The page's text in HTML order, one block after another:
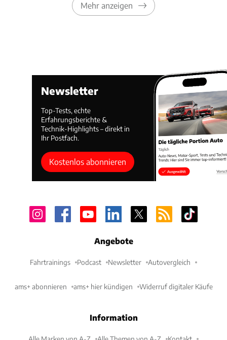
Mehr anzeigen
Newsletter
Top-Tests, echte
Erfahrungsberichte &
Technik-Highlights – direkt in
Ihr Postfach.
Kostenlos abonnieren
Angebote
Fahrtrainings Podcast Newsletter Autovergleich
ams+ abonnieren ams+ hier kündigen Widerruf digitaler Käufe
Information